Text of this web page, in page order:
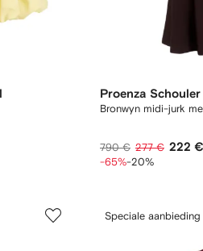
Proenza Schouler
Bronwyn midi-jurk
790 € 277 € 222 €
-65%-20%
Speciale aanbieding